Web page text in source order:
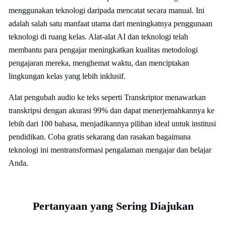
menggunakan teknologi daripada mencatat secara manual. Ini
adalah salah satu manfaat utama dari meningkatnya penggunaan
teknologi di ruang kelas. Alat-alat AI dan teknologi telah
membantu para pengajar meningkatkan kualitas metodologi
pengajaran mereka, menghemat waktu, dan menciptakan
lingkungan kelas yang lebih inklusif.
Alat pengubah audio ke teks seperti Transkriptor menawarkan
transkripsi dengan akurasi 99% dan dapat menerjemahkannya ke
lebih dari 100 bahasa, menjadikannya pilihan ideal untuk institusi
pendidikan. Coba gratis sekarang dan rasakan bagaimana
teknologi ini mentransformasi pengalaman mengajar dan belajar
Anda.
Pertanyaan yang Sering Diajukan